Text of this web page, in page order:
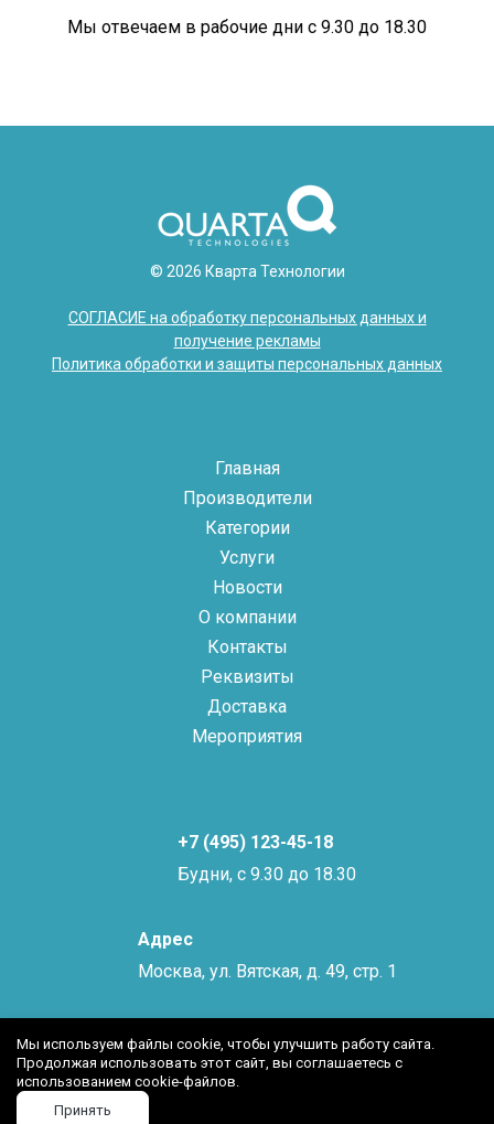
Мы отвечаем в рабочие дни с 9.30 до 18.30
© 2026 Кварта Технологии
СОГЛАСИЕ на обработку персональных данных и
получение рекламы
Политика обработки и защиты персональных данных
Главная
Производители
Категории
Услуги
Новости
О компании
Контакты
Реквизиты
Доставка
Мероприятия
+7 (495) 123-45-18
Будни, с 9.30 до 18.30
Адрес
Москва, ул. Вятская, д. 49, стр. 1
Мы используем файлы cookie, чтобы улучшить работу сайта.
Продолжая использовать этот сайт, вы соглашаетесь с
использованием cookie-файлов.
Принять